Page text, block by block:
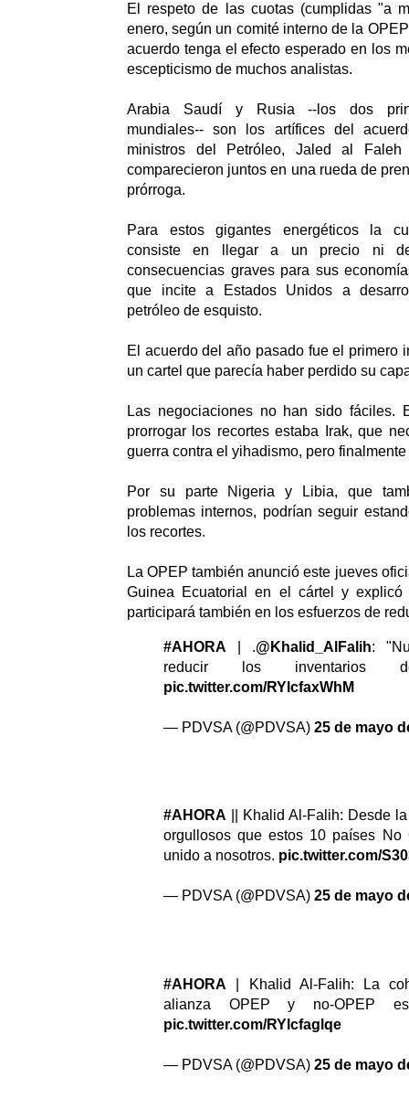
El respeto de las cuotas (cumplidas "a
enero, según un comité interno de la
acuerdo tenga el efecto esperado en los
escepticismo de muchos analistas.
Arabia Saudí y Rusia --los dos
mundiales-- son los artífices del
ministros del Petróleo, Jaled al Faleh
comparecieron juntos en una rueda de
prórroga.
Para estos gigantes energéticos la
consiste en llegar a un precio ni
consecuencias graves para sus
que incite a Estados Unidos a
petróleo de esquisto.
El acuerdo del año pasado fue el primero
un cartel que parecía haber perdido su
Las negociaciones no han sido fáciles.
prorrogar los recortes estaba Irak, que
guerra contra el yihadismo, pero
Por su parte Nigeria y Libia, que
problemas internos, podrían seguir
los recortes.
La OPEP también anunció este jueves
Guinea Ecuatorial en el cártel y
participará también en los esfuerzos de
#AHORA | .@Khalid_AlFalih:
reducir los inventarios
pic.twitter.com/RYlcfaxWhM
— PDVSA (@PDVSA) 25 de mayo
#AHORA || Khalid Al-Falih: Desde
orgullosos que estos 10 países No
unido a nosotros. pic.twitter.com/
— PDVSA (@PDVSA) 25 de mayo
#AHORA | Khalid Al-Falih: La
alianza OPEP y no-OPEP
pic.twitter.com/RYlcfaglqe
— PDVSA (@PDVSA) 25 de mayo